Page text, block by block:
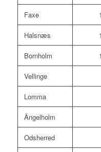
Faxe
Halsnæs
Bornholm
Vellinge
Lomma
Ängelholm
Odsherred